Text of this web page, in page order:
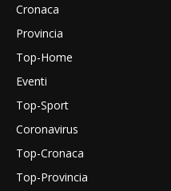
Cronaca
Provincia
Top-Home
Eventi
Top-Sport
Coronavirus
Top-Cronaca
Top-Provincia